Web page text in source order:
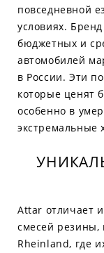
повседневной
условиях.
бюджетных и
автомобилей
в России. Эти
которые ценят
особенно в
экстремальные
Attar отличает
смесей резины,
Rheinland, где